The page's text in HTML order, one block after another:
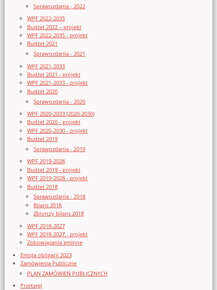
Sprawozdania - 2022
WPF 2022-2035
Budżet 2022 – projekt
WPF 2022-2035 - projekt
Budżet 2021
Sprawozdania - 2021
WPF 2021-2033
Budżet 2021 - projekt
WPF 2021-2033 - projekt
Budżet 2020
Sprawozdania - 2020
WPF 2020-2033 (2020-2030)
Budżet 2020 - projekt
WPF 2020-2030 - projekt
Budżet 2019
Sprawozdania - 2019
WPF 2019-2028
Budżet 2019 - projekt
WPF 2019-2028 - projekt
Budżet 2018
Sprawozdania - 2018
Bilans 2018
Zbiorczy bilans 2018
WPF 2018-2027
WPF 2018-2027 - projekt
Zobowiązania gminne
Emisja obligacji 2023
Zamówienia Publiczne
PLAN ZAMÓWIEŃ PUBLICZNYCH
Przetargi